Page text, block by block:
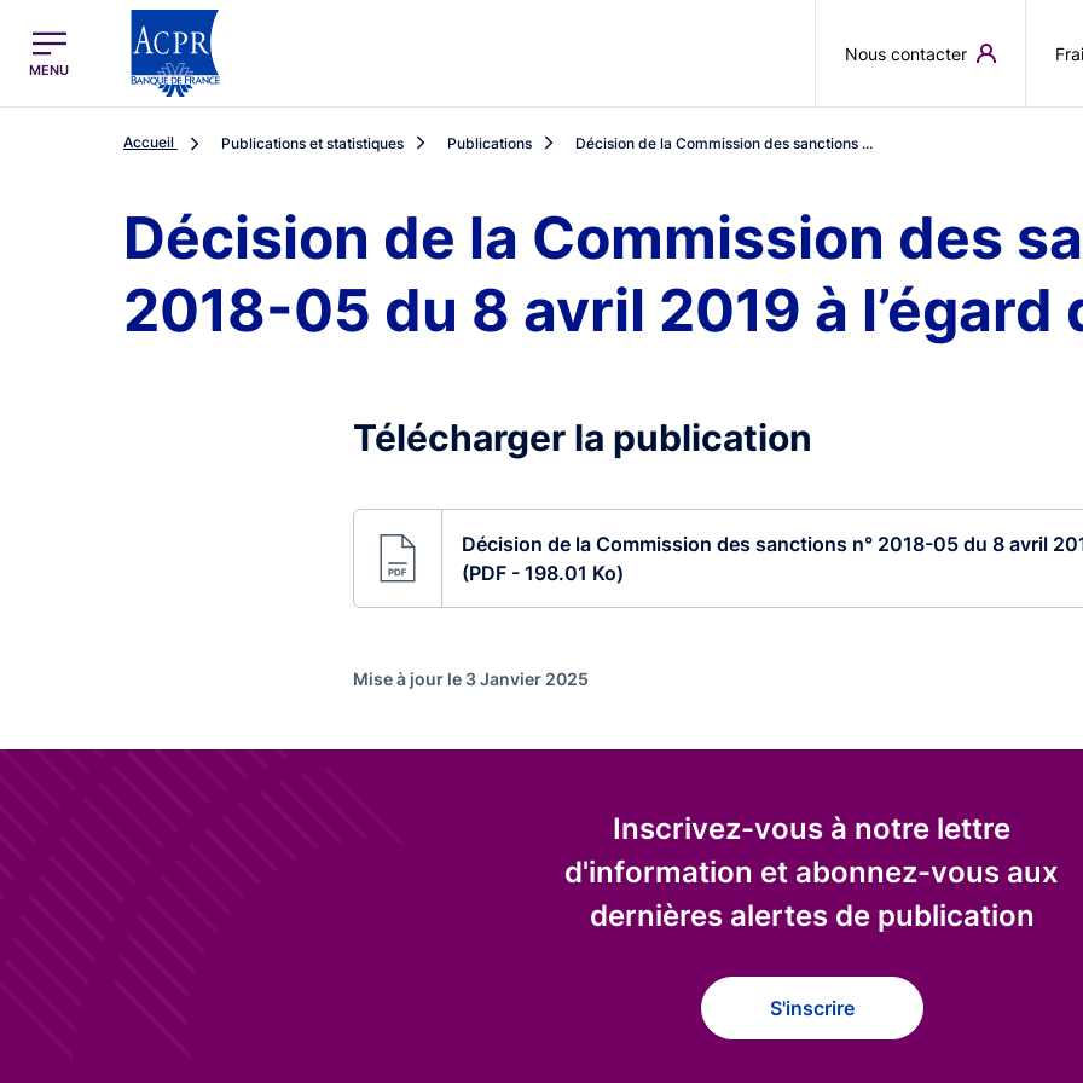
ACPR Menu Principal (French)
MENU
Nous contacter
Accueil Publications et statistiques Publications Décision de la Commission des sanctions ...
Décision de la Commission des
2018-05 du 8 avril 2019 à l’égard
Télécharger la publication
Décision de la Commission des sanctions n° 2018-05 du 8 avril
(PDF - 198.01 Ko)
Mise à jour le 3 Janvier 2025
Inscrivez-vous à notre lettre
d'information et abonnez-vous aux
dernières alertes de publication
S'inscrire